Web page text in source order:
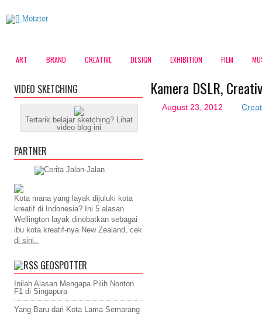
ART BRAND CREATIVE DESIGN EXHIBITION FILM
Kamera DSLR,
August 23, 2012
VIDEO SKETCHING
Tertarik belajar sketching? Lihat
video blog ini
PARTNER
Kota mana yang layak dijuluki kota
kreatif di Indonesia? Ini 5 alasan
Wellington layak dinobatkan sebagai
ibu kota kreatif-nya New Zealand, cek
di sini..
GEOSPOTTER
Inilah Alasan Mengapa Pilih Nonton
F1 di Singapura
Yang Baru dari Kota Lama Semarang